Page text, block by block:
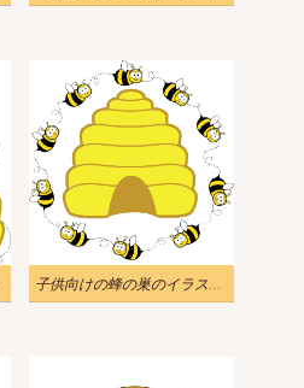
子供向けの蜂の巣のイラストをダウンロード